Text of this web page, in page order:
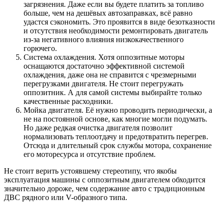
загрязнения. Даже если вы будете платить за топливо
больше, чем на дешёвых автозаправках, всё равно
удастся сэкономить. Это проявится в виде безотказности
и отсутствия необходимости ремонтировать двигатель
из-за негативного влияния низкокачественного
горючего.
Система охлаждения. Хотя оппозитные моторы
оснащаются достаточно эффективной системой
охлаждения, даже она не справится с чрезмерными
перегрузками двигателя. Не стоит перегружать
оппозитник. А для самой системы выбирайте только
качественные расходники.
Мойка двигателя. Её нужно проводить периодически, а
не на постоянной основе, как многие могли подумать.
Но даже редкая очистка двигателя позволит
нормализовать теплоотдачу и предотвратить перегрев.
Отсюда и длительный срок службы мотора, сохранение
его моторесурса и отсутствие проблем.
Не стоит верить устоявшему стереотипу, что якобы
эксплуатация машины с оппозитным двигателем обходится
значительно дороже, чем содержание авто с традиционным
ДВС рядного или V-образного типа.